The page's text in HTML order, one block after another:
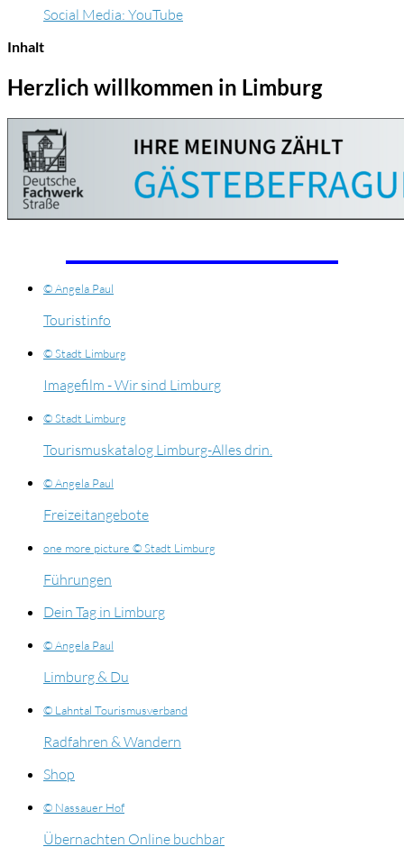
Social Media: YouTube
Inhalt
Herzlich willkommen in Limburg
© Angela Paul
Touristinfo
© Stadt Limburg
Imagefilm - Wir sind Limburg
© Stadt Limburg
Tourismuskatalog Limburg-Alles drin.
© Angela Paul
Freizeitangebote
one more picture © Stadt Limburg
Führungen
Dein Tag in Limburg
© Angela Paul
Limburg & Du
© Lahntal Tourismusverband
Radfahren & Wandern
Shop
© Nassauer Hof
Übernachten Online buchbar